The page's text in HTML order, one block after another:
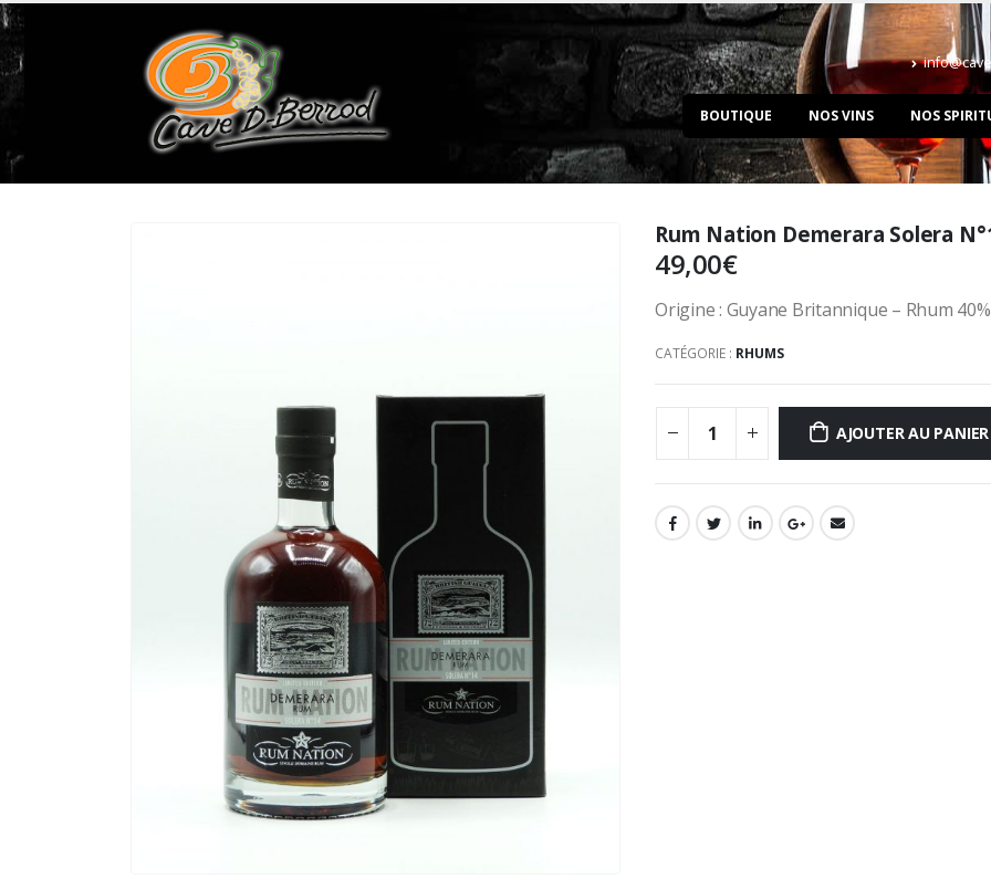
BOUTIQUE NOS VINS NOS
Rum Nation Demerara Solera
49,00€
Origine : Guyane Britannique – Rhum 40%
CATÉGORIE : RHUMS
AJOUTER AU PANIER